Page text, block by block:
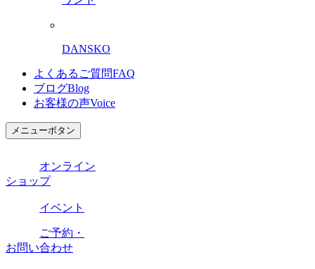
DANSKO
よくあるご質問FAQ
ブログBlog
お客様の声Voice
メニューボタン
オンライン
ショップ
イベント
ご予約・
お問い合わせ